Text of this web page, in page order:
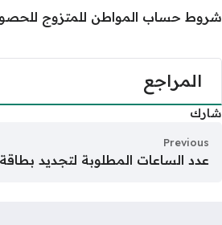
شروط حساب المواطن للمتزوج للحصول
المراجع
شارك
Previous
عدد الساعات المطلوبة لتجديد